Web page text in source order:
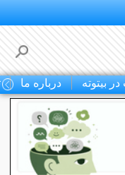
در بیتوته درباره ما